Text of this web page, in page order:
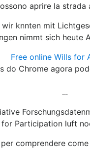
aprire la
knnten mit
nimmt sich heute
Free online Wills for
do Chrome agora
...
Participation luft
comprendere